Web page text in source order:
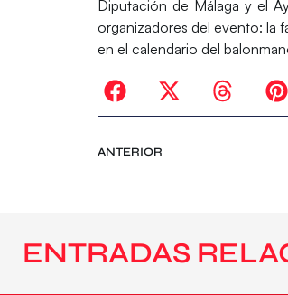
Diputación de Málaga y el
organizadores del evento: la
en el calendario del
ANTERIOR
ENTRADAS